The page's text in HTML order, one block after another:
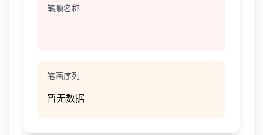
笔顺名称
笔画序列
暂无数据